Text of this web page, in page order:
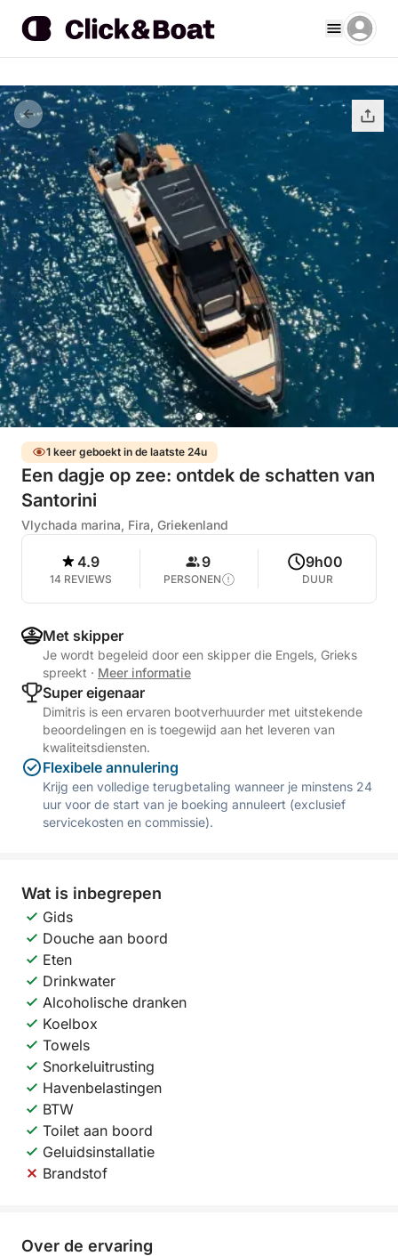
1 keer geboekt in de laatste 24u
Een dagje op zee: ontdek de schatten van
Santorini
Vlychada marina, Fira, Griekenland
4.9
14 REVIEWS
9
PERSONEN
9h00
DUUR
Met skipper
Je wordt begeleid door een skipper die Engels, Grieks
spreekt · Meer informatie
Super eigenaar
Dimitris is een ervaren bootverhuurder met uitstekende
beoordelingen en is toegewijd aan het leveren van
kwaliteitsdiensten.
Flexibele annulering
Krijg een volledige terugbetaling wanneer je minstens 24
uur voor de start van je boeking annuleert (exclusief
servicekosten en commissie).
Wat is inbegrepen
Gids
Douche aan boord
Eten
Drinkwater
Alcoholische dranken
Koelbox
Towels
Snorkeluitrusting
Havenbelastingen
BTW
Toilet aan boord
Geluidsinstallatie
Brandstof
Over de ervaring